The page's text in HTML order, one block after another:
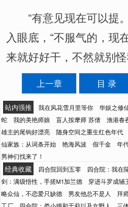
“有意见现在可以提
入眼底，“不服气的，现
来就好好干，不然就别
上一章 目 录
站内强推 我在风花雪月里等你 华娱之修
蛇
我的美艳师娘 盲人按摩师 苏倩 渔港春
雄主的尾钩好漂亮
随身空间之重生红色年代
仙家族：从词条开始
艳海风波 假千金 年
男神们找来了！
经典收藏 四合院回到五零 四合院：我在
剑：满级悟性，手搓M1加兰德
穿进斗罗成辅
略众仙，不恋爱只缺德
男友他总不是人 拜